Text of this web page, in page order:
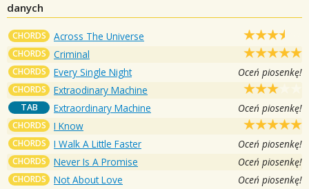
danych
CHORDS Across The Universe
CHORDS Criminal
CHORDS Every Single Night Oceń piosenkę!
CHORDS Extraodinary Machine
TAB Extraordinary Machine Oceń piosenkę!
CHORDS I Know
CHORDS I Walk A Little Faster Oceń piosenkę!
CHORDS Never Is A Promise Oceń piosenkę!
CHORDS Not About Love Oceń piosenkę!